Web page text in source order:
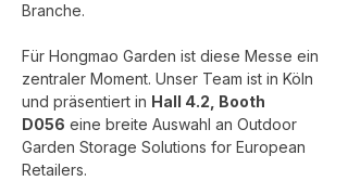
Branche.
Für Hongmao Garden ist diese Messe ein
zentraler Moment. Unser Team ist in Köln
und präsentiert in Hall 4.2, Booth
D056 eine breite Auswahl an Outdoor
Garden Storage Solutions for European
Retailers.